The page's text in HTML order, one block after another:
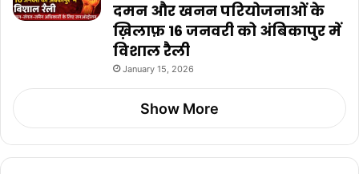
दमन और खनन परियोजनाओं के
ख़िलाफ़ 16 जनवरी को अंबिकापुर में
विशाल रैली
January 15, 2026
Show More